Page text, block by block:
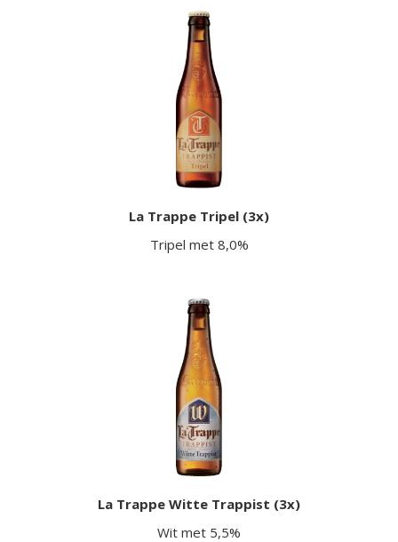
La Trappe Tripel (3x)
Tripel met 8,0%
La Trappe Witte Trappist (3x)
Wit met 5,5%